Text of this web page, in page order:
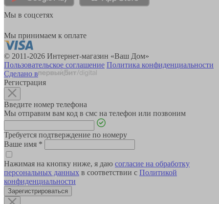
Мы в соцсетях
Мы принимаем к оплате
© 2011-2026 Интернет-магазин «Ваш Дом»
Пользовательское соглашение Политика конфиденциальности
Сделано в
Регистрация
Введите номер телефона
Мы отправим вам код в смс на телефон или позвоним
Требуется подтверждение по номеру
Ваше имя *
Нажимая на кнопку ниже, я даю согласие на обработку
персональных данных в соответствии с Политикой
конфиденциальности
Зарегистрироваться